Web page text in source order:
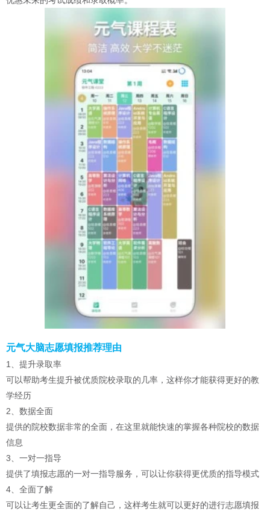
元气大脑志愿填报推荐理由
1、提升录取率
可以帮助考生提升被优质院校录取的几率，这样你才能获得更好的教
学经历
2、数据全面
提供的院校数据非常的全面，在这里就能快速的掌握各种院校的数据
信息
3、一对一指导
提供了填报志愿的一对一指导服务，可以让你获得更优质的指导模式
4、全面了解
可以让考生更全面的了解自己，这样考生就可以更好的进行志愿填报